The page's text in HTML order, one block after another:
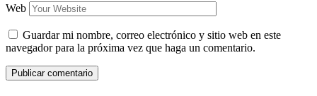
Web
Guardar mi nombre, correo electrónico y sitio web en este
navegador para la próxima vez que haga un comentario.